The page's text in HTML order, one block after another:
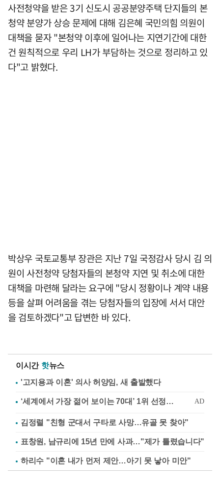
사전청약을 받은 3기 신도시 공공분양주택 단지들의 본
청약 분양가 상승 문제에 대해 김은혜 국민의힘 의원이
대책을 묻자 "본청약 이후에 일어나는 지연기간에 대한
건 원칙적으로 우리 LH가 부담하는 것으로 정리하고 있
다"고 밝혔다.
박상우 국토교통부 장관은 지난 7일 국정감사 당시 김 의
원이 사전청약 당첨자들의 본청약 지연 및 취소에 대한
대책을 마련해 달라는 요구에 "당시 정황이나 계약 내용
등을 살펴 어려움을 겪는 당첨자들의 입장에 서서 대안
을 검토하겠다"고 답변한 바 있다.
이시간 핫뉴스
'고지용과 이혼' 의사 허양임, 새 출발했다
김정렬 "친형 군대서 구타로 사망…유골 못 찾아"
표창원, 남규리에 15년 만에 사과…"제가 틀렸습니다"
하리수 "이혼 내가 먼저 제안…아기 못 낳아 미안"